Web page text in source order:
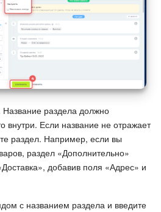
(архив)
БЕСПЛАТНО
ВХОД
Название раздела должно
внутри. Если название не отражает
раздел. Например, если вы
раздел «Дополнительно»
добавив поля «Адрес» и
с названием раздела и введите